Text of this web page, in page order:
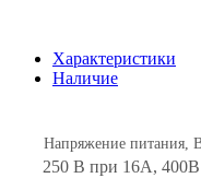
Характеристики
Наличие
Напряжение питания,
250 В при 16А,